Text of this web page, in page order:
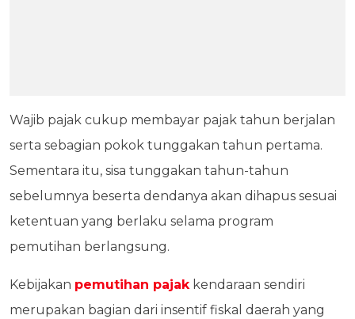
Wajib pajak cukup membayar pajak tahun berjalan
serta sebagian pokok tunggakan tahun pertama.
Sementara itu, sisa tunggakan tahun-tahun
sebelumnya beserta dendanya akan dihapus sesuai
ketentuan yang berlaku selama program
pemutihan berlangsung.
Kebijakan pemutihan pajakkendaraan sendiri
merupakan bagian dari insentif fiskal daerah yang